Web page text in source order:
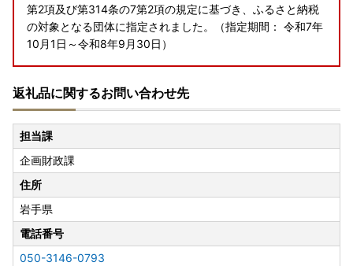
第2項及び第314条の7第2項の規定に基づき、ふるさと納税
の対象となる団体に指定されました。（指定期間： 令和7年
10月1日～令和8年9月30日）
返礼品に関するお問い合わせ先
担当課
企画財政課
住所
岩手県
電話番号
050-3146-0793